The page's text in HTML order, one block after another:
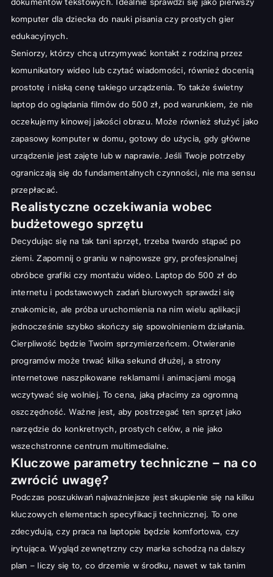
Ekran i jakość obrazu – kompromisy w budżetowych modelach
Bateria i mobilność – czy to laptop na długie godziny bez zasilania?
Laptopy poleasingowe i używane – zalety i ryzyka
Okazje i promocje – jak znaleźć najlepsze oferty
Najlepsze modele i marki w przedziale cenowym do 500 zł
Jak zoptymalizować wydajność taniego laptopa?
komputer dla dziecka do nauki pisania czy prostych gier
edukacyjnych.
Seniorzy, którzy chcą utrzymywać kontakt z rodziną przez
komunikatory wideo lub czytać wiadomości, również docenią
prostotę i niską cenę takiego urządzenia. To także świetny
laptop do oglądania filmów do 500 zł, pod warunkiem, że nie
oczekujemy kinowej jakości obrazu. Może również służyć jako
zapasowy komputer w domu, gotowy do użycia, gdy główne
urządzenie jest zajęte lub w naprawie. Jeśli Twoje potrzeby
ograniczają się do fundamentalnych czynności, nie ma sensu
przepłacać.
Realistyczne oczekiwania wobec
budżetowego sprzętu
Decydując się na tak tani sprzęt, trzeba twardo stąpać po
ziemi. Zapomnij o graniu w najnowsze gry, profesjonalnej
obróbce grafiki czy montażu wideo. Laptop do 500 zł do
internetu i podstawowych zadań biurowych sprawdzi się
znakomicie, ale próba uruchomienia na nim wielu aplikacji
jednocześnie szybko skończy się spowolnieniem działania.
Cierpliwość będzie Twoim sprzymierzeńcem. Otwieranie
programów może trwać kilka sekund dłużej, a strony
internetowe naszpikowane reklamami i animacjami mogą
wczytywać się wolniej. To cena, jaką płacimy za ogromną
oszczędność. Ważne jest, aby postrzegać ten sprzęt jako
narzędzie do konkretnych, prostych celów, a nie jako
wszechstronne centrum multimedialne.
Kluczowe parametry techniczne – na co
zwrócić uwagę?
Podczas poszukiwań najważniejsze jest skupienie się na kilku
kluczowych elementach specyfikacji technicznej. To one
zdecydują, czy praca na laptopie będzie komfortowa, czy
irytująca. Wygląd zewnętrzny czy marka schodzą na dalszy
plan – liczy się to, co drzemie w środku, nawet w tak tanim